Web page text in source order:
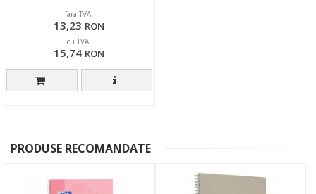
color
fara TVA:
13,23 RON
cu TVA:
15,74 RON
PRODUSE RECOMANDATE